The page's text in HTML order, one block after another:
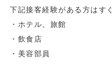
下記接客経験がある方はす
・ホテル、旅館
・飲食店
・美容部員